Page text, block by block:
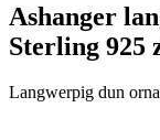
Ashanger
Sterling 925
Langwerpig dun